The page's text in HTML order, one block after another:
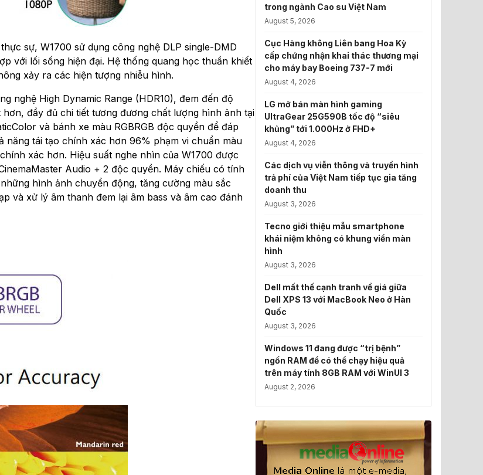
sự, W1700 sử dụng công nghệ DLP single-DMD
với lối sống hiện đại. Hệ thống quang học thuần khiết
xảy ra các hiện tượng nhiễu hình.
nghệ High Dynamic Range (HDR10), đem đến độ
đầy đủ chi tiết tương đương chất lượng hình ảnh tại
và bánh xe màu RGBRGB độc quyền để đáp
năng tái tạo chính xác hơn 96% phạm vi chuẩn màu
xác hơn. Hiệu suất nghe nhìn của W1700 được
Audio + 2 độc quyền. Máy chiếu có tính
hình ảnh chuyển động, tăng cường màu sắc
và xử lý âm thanh đem lại âm bass và âm cao đánh
trong ngành Cao su Việt Nam
August 5, 2026
Cục Hàng không Liên bang Hoa Kỳ
cấp chứng nhận khai thác thương mại
cho máy bay Boeing 737-7 mới
August 4, 2026
LG mở bán màn hình gaming
UltraGear 25G590B tốc độ “siêu
khủng” tới 1.000Hz ở FHD+
August 4, 2026
Các dịch vụ viễn thông và truyền hình
trả phí của Việt Nam tiếp tục gia tăng
doanh thu
August 3, 2026
Tecno giới thiệu mẫu smartphone
khái niệm không có khung viền màn
hình
August 3, 2026
Dell mất thế cạnh tranh về giá giữa
Dell XPS 13 với MacBook Neo ở Hàn
Quốc
August 3, 2026
Windows 11 đang được “trị bệnh”
ngốn RAM để có thể chạy hiệu quả
trên máy tính 8GB RAM với WinUI 3
August 2, 2026